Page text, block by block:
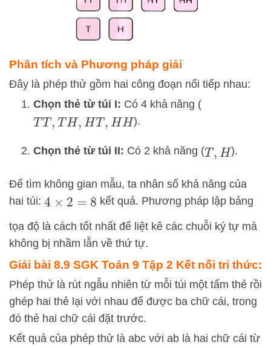
Phân tích và Phương pháp giải
Đây là phép thử gồm hai công đoạn nối tiếp nhau:
Chọn thẻ từ túi I: Có 4 khả năng (
TT,TH,H T,HH ).
Chọn thẻ từ túi II: Có 2 khả năng (T,H ).
Để tìm không gian mẫu, ta nhân số khả năng của
hai túi: 4 ×2 = 8 kết quả. Phương pháp lập bảng
tọa độ là cách tốt nhất để liệt kê các chuỗi ký tự mà
không bị nhầm lẫn về thứ tự.
Giải bài 8.9 SGK Toán 9 Tập 2 Kết nối tri thức:
Phép thử là rút ngẫu nhiên từ mỗi túi một tấm thẻ rồi
ghép hai thẻ lại với nhau để được ba chữ cái, trong
đó thẻ hai chữ cái đặt trước.
Kết quả của phép thử là abc với ab là hai chữ cái từ